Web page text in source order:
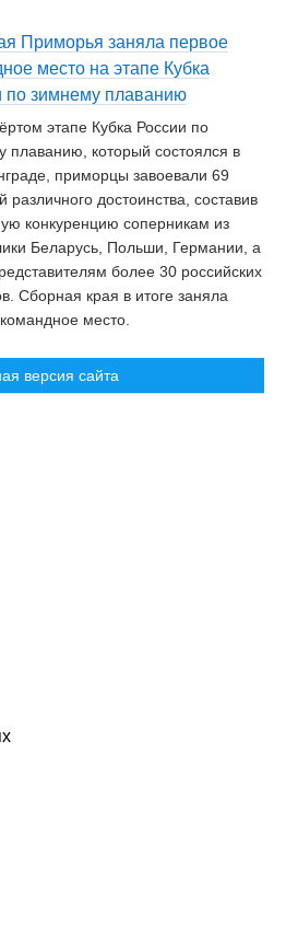
Приморья заняла первое
место на этапе Кубка
по зимнему плаванию
этапе Кубка России по
плаванию, который состоялся в
приморцы завоевали 69
различного достоинства, составив
конкуренцию соперникам из
Беларусь, Польши, Германии, а
более 30 российских
Сборная края в итоге заняла
место.
версия сайта